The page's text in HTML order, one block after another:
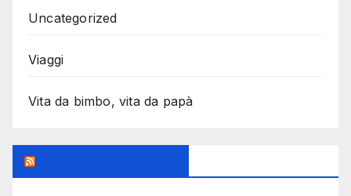
Uncategorized
Viaggi
Vita da bimbo, vita da papà